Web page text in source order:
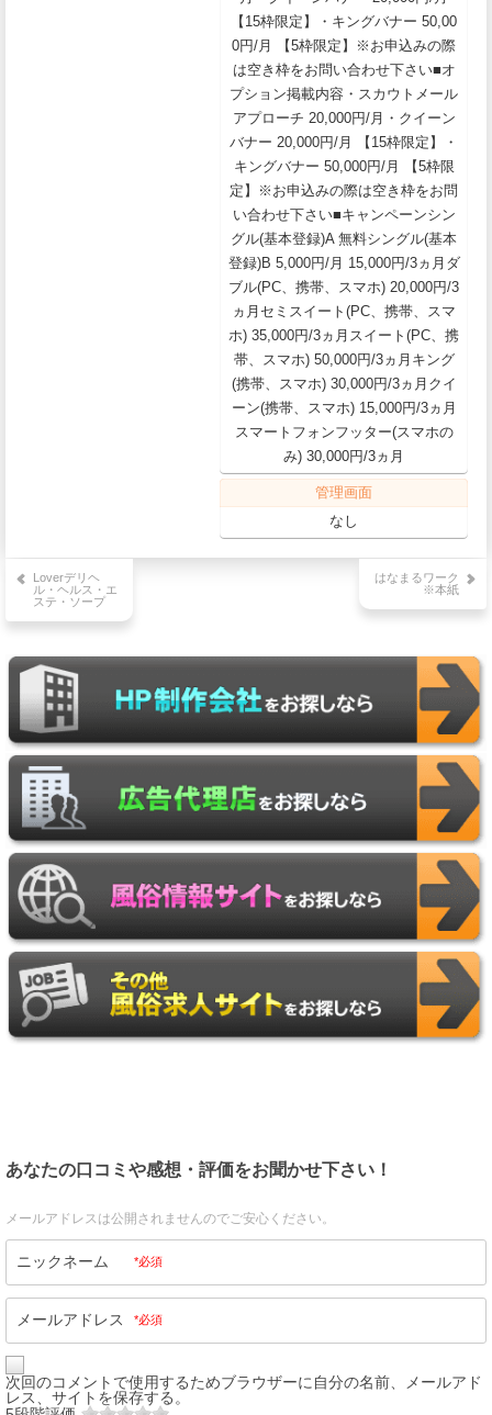
【15枠限定】・キングバナー 50,00
0円/月 【5枠限定】※お申込みの際
は空き枠をお問い合わせ下さい■オ
プション掲載内容・スカウトメール
アプローチ 20,000円/月・クイーン
バナー 20,000円/月 【15枠限定】・
キングバナー 50,000円/月 【5枠限
定】※お申込みの際は空き枠をお問
い合わせ下さい■キャンペーンシン
グル(基本登録)A 無料シングル(基本
登録)B 5,000円/月 15,000円/3ヵ月ダ
ブル(PC、携帯、スマホ) 20,000円/3
ヵ月セミスイート(PC、携帯、スマ
ホ) 35,000円/3ヵ月スイート(PC、携
帯、スマホ) 50,000円/3ヵ月キング
(携帯、スマホ) 30,000円/3ヵ月クイ
ーン(携帯、スマホ) 15,000円/3ヵ月
スマートフォンフッター(スマホの
み) 30,000円/3ヵ月
管理画面
なし
投
ビ
ー
シ
Loverデリヘ
ル・ヘルス・エ
ステ・ソープ
はなまるワーク
※本紙
あなたの口コミや感想・評価をお聞かせ下さい！
メールアドレスは公開されませんのでご安心ください。
ニックネーム *必須
メールアドレス *必須
次回のコメントで使用するためブラウザーに自分の名前、メールアド
レス、サイトを保存する。